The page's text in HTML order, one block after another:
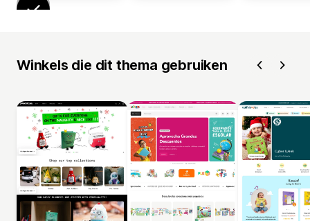
Winkels die dit thema gebruiken